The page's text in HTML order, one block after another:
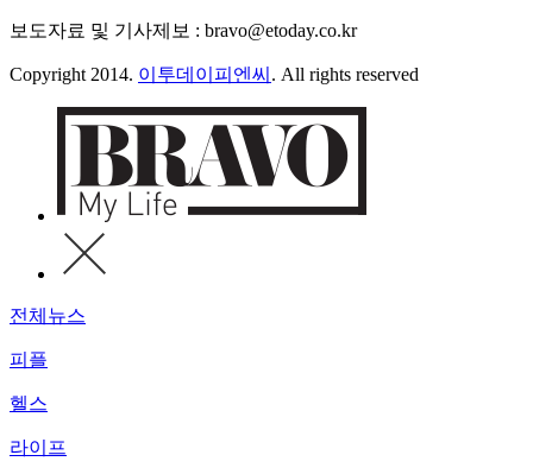
보도자료 및 기사제보 : bravo@etoday.co.kr
Copyright 2014. 이투데이피엔씨 . All rights reserved
전체뉴스
피플
헬스
라이프